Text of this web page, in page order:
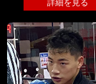
詳細を見る